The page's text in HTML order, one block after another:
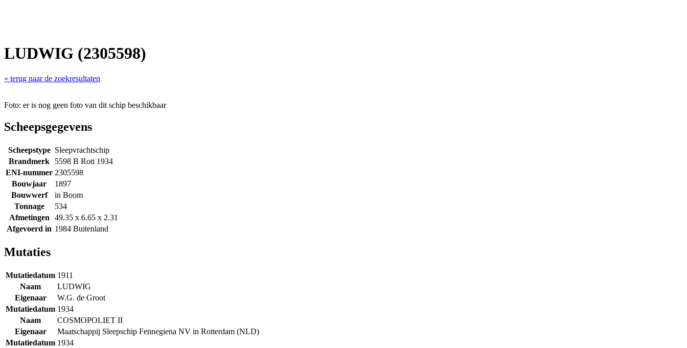
LUDWIG (2305598)
« terug naar de zoekresultaten
Foto: er is nog geen foto van dit schip beschikbaar
Scheepsgegevens
Scheepstype Sleepvrachtschip
Brandmerk
5598 B Rott 1934
ENI-nummer 2305598
Bouwjaar
1897
Bouwwerf
in Boom
Tonnage
534
Afmetingen
49.35 x 6.65 x 2.31
Afgevoerd in 1984 Buitenland
Mutaties
Mutatiedatum 1911
Naam
LUDWIG
Eigenaar
W.G. de Groot
Mutatiedatum 1934
Naam
COSMOPOLIET II
Eigenaar
Maatschappij Sleepschip Fennegiena NV in Rotterdam (NLD)
Mutatiedatum 1934